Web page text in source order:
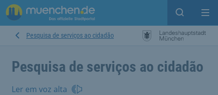
Open
Pesquisa de serviços ao cidadão
Pesquisa de serviços ao cidadão
Ler em voz alta